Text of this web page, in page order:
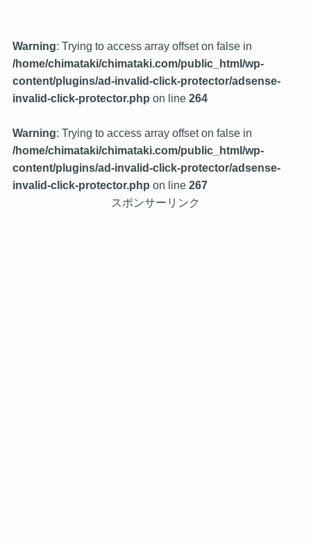
Warning: Trying to access array offset on false in
/home/chimataki/chimataki.com/public_html/wp-
content/plugins/ad-invalid-click-protector/adsense-
invalid-click-protector.php on line 264
Warning: Trying to access array offset on false in
/home/chimataki/chimataki.com/public_html/wp-
content/plugins/ad-invalid-click-protector/adsense-
invalid-click-protector.php on line 267
スポンサーリンク